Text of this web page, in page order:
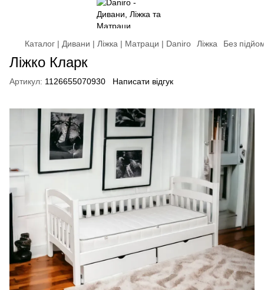
Каталог | Дивани | Ліжка | Матраци | Daniro Ліжка Без
Ліжко Кларк
Артикул: 1126655070930 Написати відгук